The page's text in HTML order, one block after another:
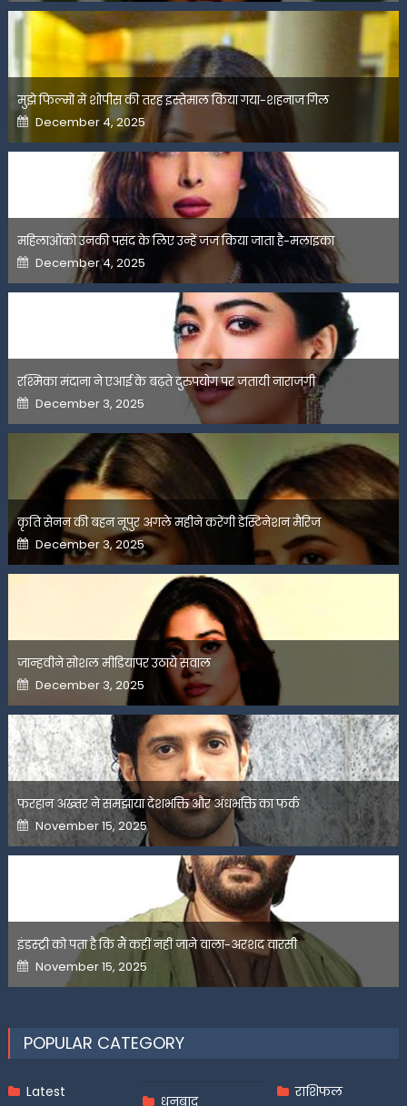
मुझे फिल्मों में शोपीस की तरह इस्तेमाल किया गया-शहनाज गिल
Posted
on
December 4, 2025
महिलाओंको उनकी पसंद के लिए उन्हें जज किया जाता है-मलाइका
Posted
on
December 4, 2025
रश्मिका मंदाना ने एआई के बढ़ते दुरुपयोग पर जतायी नाराजगी
Posted
on
December 3, 2025
कृति सेनन की बहन नूपुर अगले महीने करेंगी डेस्टिनेशन मैरिज
Posted
on
December 3, 2025
जान्हवीने सोशल मीडियापर उठाये सवाल
Posted
on
December 3, 2025
फरहान अख्तर ने समझाया देशभक्ति और अंधभक्ति का फर्क
Posted
on
November 15, 2025
इंडस्ट्री को पता है कि मैं कहीं नहीं जाने वाला-अरशद वारसी
Posted
on
November 15, 2025
POPULAR CATEGORY
Latest
धनबाद
राशिफल